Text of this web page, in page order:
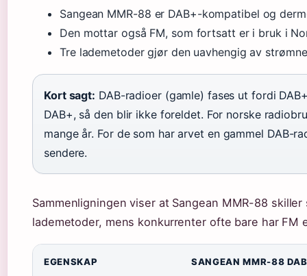
Sangean MMR-88 er DAB+-kompatibel og
Den mottar også FM, som fortsatt er i bruk i
Tre lademetoder gjør den uavhengig av
Kort sagt: DAB-radioer (gamle) fases ut fordi
DAB+, så den blir ikke foreldet. For norske
mange år. For de som har arvet en gammel DAB-
sendere.
Sammenligningen viser at Sangean MMR-88
lademetoder, mens konkurrenter ofte bare har FM
EGENSKAP SANGEAN MMR-88